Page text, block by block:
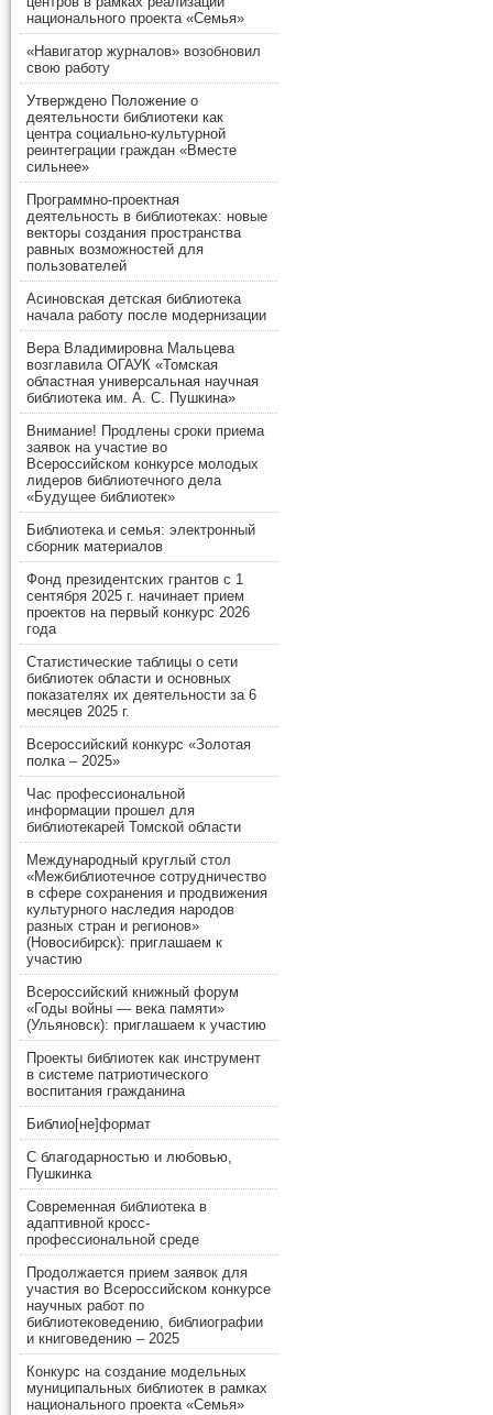
национального проекта «Семья»
«Навигатор журналов» возобновил
свою работу
Утверждено Положение о
деятельности библиотеки как
центра социально-культурной
реинтеграции граждан «Вместе
сильнее»
Программно-проектная
деятельность в библиотеках: новые
векторы создания пространства
равных возможностей для
пользователей
Асиновская детская библиотека
начала работу после модернизации
Вера Владимировна Мальцева
возглавила ОГАУК «Томская
областная универсальная научная
библиотека им. А. С. Пушкина»
Внимание! Продлены сроки приема
заявок на участие во
Всероссийском конкурсе молодых
лидеров библиотечного дела
«Будущее библиотек»
Библиотека и семья: электронный
сборник материалов
Фонд президентских грантов с 1
сентября 2025 г. начинает прием
проектов на первый конкурс 2026
года
Статистические таблицы о сети
библиотек области и основных
показателях их деятельности за 6
месяцев 2025 г.
Всероссийский конкурс «Золотая
полка – 2025»
Час профессиональной
информации прошел для
библиотекарей Томской области
Международный круглый стол
«Межбиблиотечное сотрудничество
в сфере сохранения и продвижения
культурного наследия народов
разных стран и регионов»
(Новосибирск): приглашаем к
участию
Всероссийский книжный форум
«Годы войны — века памяти»
(Ульяновск): приглашаем к участию
Проекты библиотек как инструмент
в системе патриотического
воспитания гражданина
Библио[не]формат
С благодарностью и любовью,
Пушкинка
Современная библиотека в
адаптивной кросс-
профессиональной среде
Продолжается прием заявок для
участия во Всероссийском конкурсе
научных работ по
библиотековедению, библиографии
и книговедению – 2025
Конкурс на создание модельных
муниципальных библиотек в рамках
национального проекта «Семья»